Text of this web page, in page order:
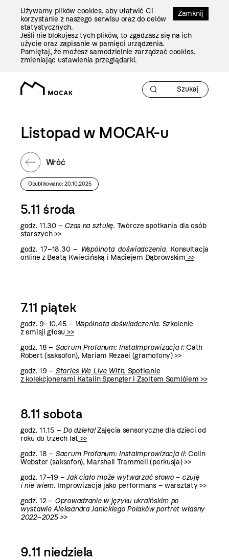
Zamknij
Używamy plików cookies, aby ułatwić Ci
korzystanie z naszego serwisu oraz do celów
statystycznych.
Jeśli nie blokujesz tych plików, to zgadzasz się na ich
użycie oraz zapisanie w pamięci urządzenia.
Pamiętaj, że możesz samodzielnie zarządzać cookies,
zmieniając ustawienia przeglądarki.
Listopad w MOCAK-u
Wróć
Opublikowano: 20.10.2025
5.11 środa
godz. 11.30 – Czas na sztukę. Twórcze spotkania dla osób
starszych >>
godz. 17–18.30 – Wspólnota doświadczenia. Konsultacja
online z Beatą Kwiecińską i Maciejem Dąbrowskim >>
7.11 piątek
godz. 9–10.45 – Wspólnota doświadczenia. Szkolenie
z emisji głosu >>
godz. 18 – Sacrum Profanum: InstaImprowizacja I:Cath
Robert (saksofon), Mariam Rezaei (gramofony)>>
godz. 19 – Stories We Live With. Spotkanie
z kolekcjonerami Katalin Spengler i Zsoltem Somlóiem >>
8.11 sobota
godz. 11.15 – Do dzieła!Zajęcia sensoryczne dla dzieci od
roku do trzech lat >>
godz. 18 – Sacrum Profanum: InstaImprowizacja II: Colin
Webster (saksofon), Marshall Trammell (perkusja)>>
godz. 17–19 –Jak ciało może wytwarzać słowo – czuję
i nie wiem. Improwizacja jako performans – warsztaty >>
godz. 12 – Oprowadzanie w języku ukraińskim po
wystawie Aleksandra Janickiego Polaków portret własny
2022–2025 >>
9.11 niedziela